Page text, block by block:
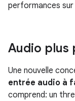
performances sur
Audio plus
Une nouvelle
entrée audio à
comprend: un